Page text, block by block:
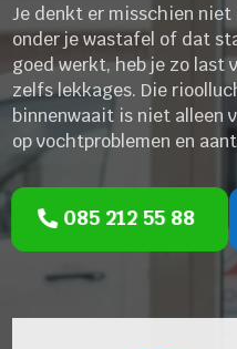
Je denkt er misschien
onder je wastafel of dat
goed werkt, heb je zo last
zelfs lekkages. Die
binnenwaait is niet alleen
op vochtproblemen en
085 212 55 88